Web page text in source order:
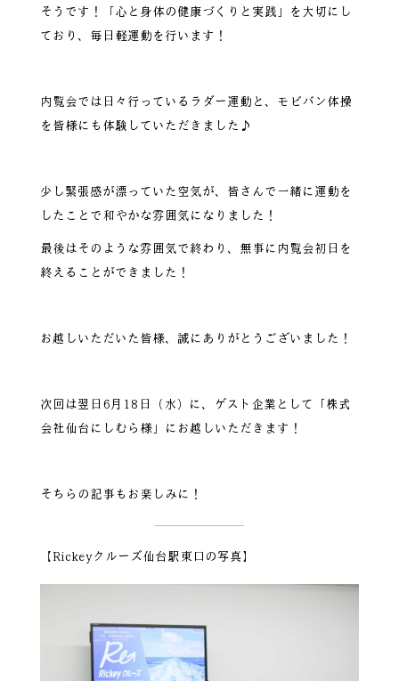
そうです！「心と身体の健康づくりと実践」を大切にし
ており、毎日軽運動を行います！
内覧会では日々行っているラダー運動と、モビバン体操
を皆様にも体験していただきました♪
少し緊張感が漂っていた空気が、皆さんで一緒に運動を
したことで和やかな雰囲気になりました！
最後はそのような雰囲気で終わり、無事に内覧会初日を
終えることができました！
お越しいただいた皆様、誠にありがとうございました！
次回は翌日6月18日（水）に、ゲスト企業として「株式
会社仙台にしむら様」にお越しいただきます！
そちらの記事もお楽しみに！
【Rickeyクルーズ仙台駅東口の写真】